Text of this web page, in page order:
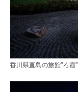
香川県直島の旅館”ろ霞”